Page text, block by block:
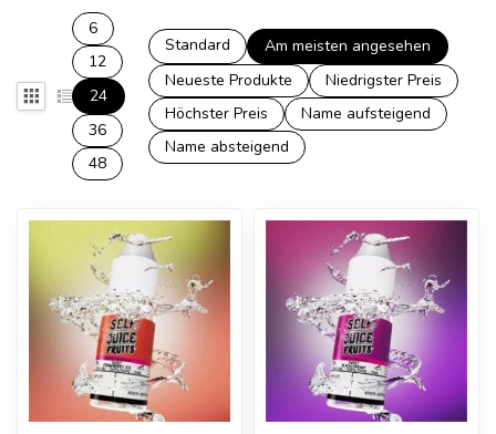
6
12
24
36
48
Standard
Am meisten angesehen
Neueste Produkte
Niedrigster Preis
Höchster Preis
Name aufsteigend
Name absteigend